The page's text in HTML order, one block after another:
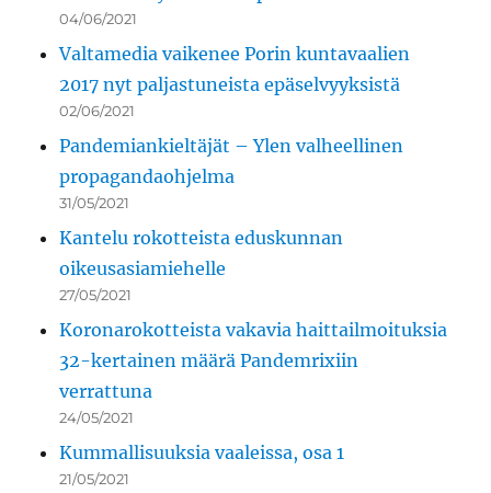
04/06/2021
Valtamedia vaikenee Porin kuntavaalien
2017 nyt paljastuneista epäselvyyksistä
02/06/2021
Pandemiankieltäjät – Ylen valheellinen
propagandaohjelma
31/05/2021
Kantelu rokotteista eduskunnan
oikeusasiamiehelle
27/05/2021
Koronarokotteista vakavia haittailmoituksia
32-kertainen määrä Pandemrixiin
verrattuna
24/05/2021
Kummallisuuksia vaaleissa, osa 1
21/05/2021